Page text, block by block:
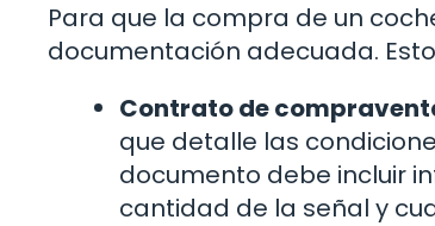
Para que la compra de un
documentación adecuada.
Contrato de
que detalle las
documento debe incluir
cantidad de la señal y